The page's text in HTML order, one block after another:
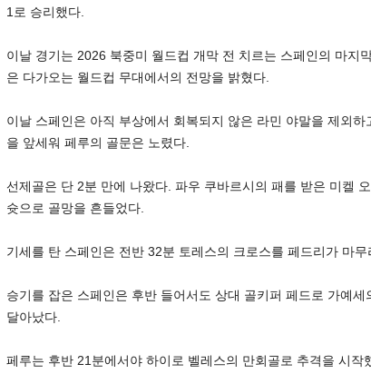
1로 승리했다.
이날 경기는 2026 북중미 월드컵 개막 전 치르는 스페인의 마지
은 다가오는 월드컵 무대에서의 전망을 밝혔다.
이날 스페인은 아직 부상에서 회복되지 않은 라민 야말을 제외
을 앞세워 페루의 골문은 노렸다.
선제골은 단 2분 만에 나왔다. 파우 쿠바르시의 패를 받은 미켈
슛으로 골망을 흔들었다.
기세를 탄 스페인은 전반 32분 토레스의 크로스를 페드리가 마
승기를 잡은 스페인은 후반 들어서도 상대 골키퍼 페드로 가예
달아났다.
페루는 후반 21분에서야 하이로 벨레스의 만회골로 추격을 시작